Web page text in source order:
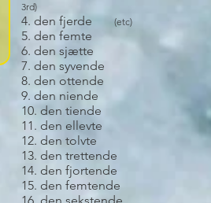
3rd)
4. den fjerde (etc)
5. den femte
6. den sjætte
7. den syvende
8. den ottende
9. den niende
10. den tiende
11. den ellevte
12. den tolvte
13. den trettende
14. den fjortende
15. den femtende